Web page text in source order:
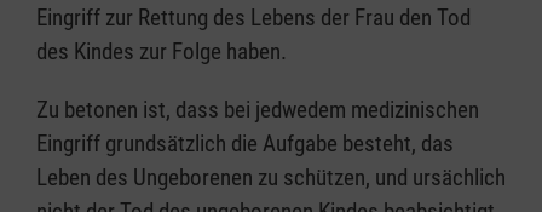
Eingriff zur Rettung des Lebens der Frau den Tod
des Kindes zur Folge haben.
Zu betonen ist, dass bei jedwedem medizinischen
Eingriff grundsätzlich die Aufgabe besteht, das
Leben des Ungeborenen zu schützen, und ursächlich